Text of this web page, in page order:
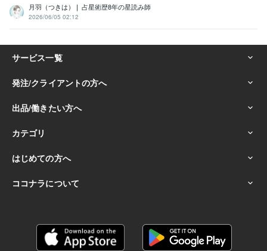
月羽（つきは）❘ 占星術歴8年の星読み師
2026/06/05 02:12